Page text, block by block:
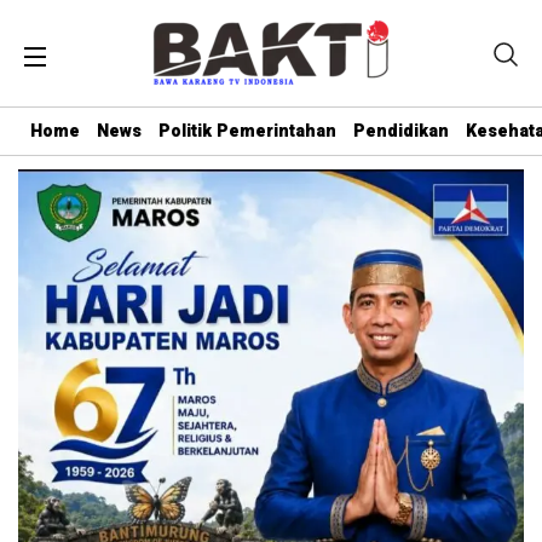
Home News Politik Pemerintahan Pendidikan